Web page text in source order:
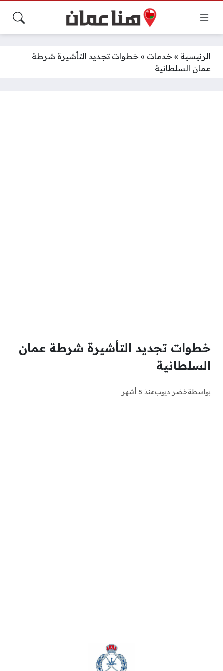
الرئيسية » خدمات » خطوات تجديد التأشيرة شرطة
عمان السلطانية
خطوات تجديد التأشيرة شرطة عمان
السلطانية
بواسطةخضر ديوبمنذ 5 أشهر